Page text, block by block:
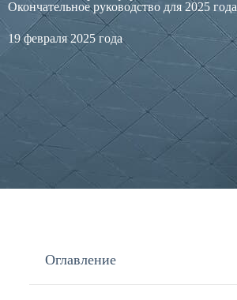
Окончательное руководство для 2025 года
19 февраля 2025 года
Оглавление